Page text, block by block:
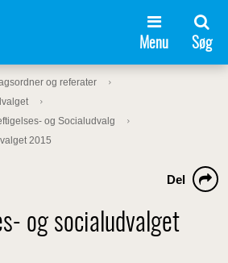
Menu Søg
og referater
og Socialudvalg
2015
og socialudvalget
Del